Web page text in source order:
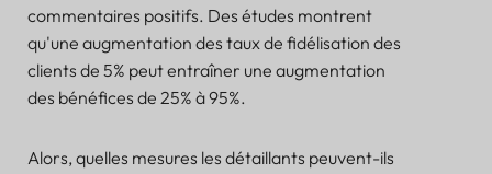
commentaires positifs. Des études montrent
qu'une augmentation des taux de fidélisation des
clients de 5% peut entraîner une augmentation
des bénéfices de 25% à 95%.
Alors, quelles mesures les détaillants peuvent-ils